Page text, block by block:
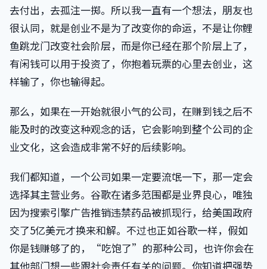
去付出，去孤注一掷。所以我一直有一个想法，朋友也
很认同，就是创业不是为了改变你的命运，不是让你鲤
鱼跳龙门改变社会阶层，而是你已经在那个阶层上了，
有闲钱可以用于投资了，你抱着玩票的心里去创业，这
样输了，你也输得起。
那么，如果在一开始就很小气的公司，在赚到钱之后不
能及时的改变这种观念的话，它会影响到整个公司的企
业文化，这会造成非常不好的后续影响。
我们都知道，一个公司如果一定要流氓一下，那一定会
选择其主营业务。谷歌在诸多范围都是业界良心，唯独
因为搜索引擎广告推销违禁药品被抓现行，给美国政府
交了5亿美元才换来和解。不过也正如谷歌一样，假如
你是钱赚够了的，“吃饱了”的那种公司，也许你会在
其他部门想一些跟社会责任有关的问题。你知道把强势